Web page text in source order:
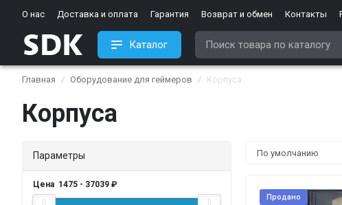
О нас Доставка и оплата Гарантия Возврат и обмен Контакты
Каталог
Главная Оборудование для геймеров Корпуса
Корпуса
Параметры
Цена 1475 - 37039 ₽
Продано